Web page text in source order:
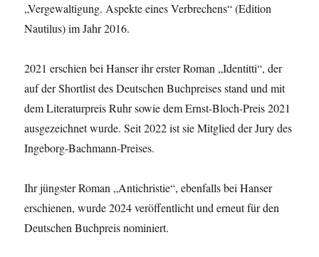
„Vergewaltigung. Aspekte eines Verbrechens“ (Edition
Nautilus) im Jahr 2016.
2021 erschien bei Hanser ihr erster Roman „Identitti“, der
auf der Shortlist des Deutschen Buchpreises stand und mit
dem Literaturpreis Ruhr sowie dem Ernst-Bloch-Preis 2021
ausgezeichnet wurde. Seit 2022 ist sie Mitglied der Jury des
Ingeborg-Bachmann-Preises.
Ihr jüngster Roman „Antichristie“, ebenfalls bei Hanser
erschienen, wurde 2024 veröffentlicht und erneut für den
Deutschen Buchpreis nominiert.